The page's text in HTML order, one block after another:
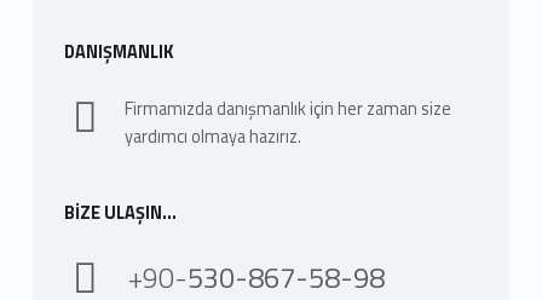
DANIŞMANLIK
Firmamızda danışmanlık için her zaman size
yardımcı olmaya hazırız.
BIZE ULAŞIN…
+90-530-867-58-98